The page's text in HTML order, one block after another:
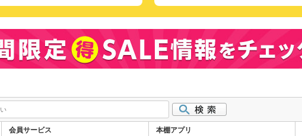
会員サービス
本棚アプリ